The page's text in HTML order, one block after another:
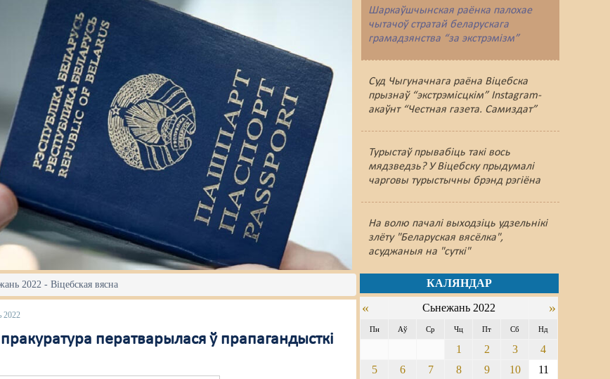
Шаркаўшчынская раёнка палохае
чытачоў стратай беларускага
грамадзянства “за экстрэмізм”
Суд Чыгуначнага раёна Віцебска
прызнаў “экстрэмісцкім” Instagram-
акаўнт “Честная газета. Самиздат”
Турыстаў прывабіць такі вось
мядзведзь? У Віцебску прыдумалі
чарговы турыстычны брэнд рэгіёна
На волю пачалі выходзіць удзельнікі
злёту "Беларуская вясёлка",
асуджаныя на "суткі"
2022 - Віцебская вясна
2022
пракуратура ператварылася ў прапагандысткі
КАЛЯНДАР
« Сьнежань 2022 »
Пн Аў Ср Чц Пт Сб Нд
1 2 3
4
5
6 7 8 9 10
11